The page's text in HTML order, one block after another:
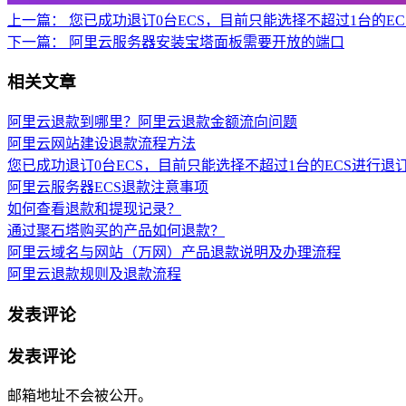
上一篇：
您已成功退订0台ECS，目前只能选择不超过1台的
下一篇：
阿里云服务器安装宝塔面板需要开放的端口
相关文章
阿里云退款到哪里？阿里云退款金额流向问题
阿里云网站建设退款流程方法
您已成功退订0台ECS，目前只能选择不超过1台的ECS进行退
阿里云服务器ECS退款注意事项
如何查看退款和提现记录？
通过聚石塔购买的产品如何退款？
阿里云域名与网站（万网）产品退款说明及办理流程
阿里云退款规则及退款流程
发表评论
发表评论
邮箱地址不会被公开。